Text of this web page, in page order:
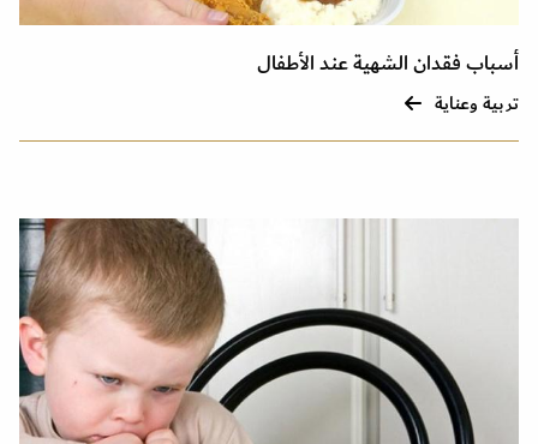
أسباب فقدان الشهية عند الأطفال
تربية وعناية